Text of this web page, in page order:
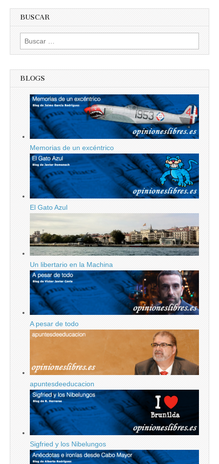
BUSCAR
Buscar:
BLOGS
Memorias de un excéntrico
El Gato Azul
Un libertario en la Machina
A pesar de todo
apuntesdeeducacion
Sigfried y los Nibelungos